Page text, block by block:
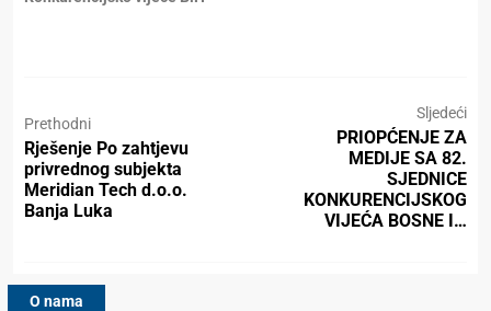
Prethodni
Rješenje Po zahtjevu
privrednog subjekta
Meridian Tech d.o.o.
Banja Luka
Sljedeći
PRIOPĆENJE ZA
MEDIJE SA 82.
SJEDNICE
KONKURENCIJSKOG
VIJEĆA BOSNE I…
O nama